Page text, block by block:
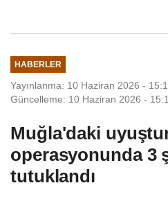
HABERLER
Yayınlanma: 10 Haziran 2026 -
Güncelleme: 10 Haziran 2026 -
Muğla'daki
operasyonunda 3
tutuklandı